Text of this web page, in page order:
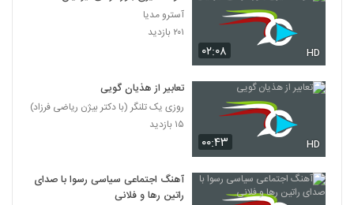
۰۲:۰۸ HD
آسترو مدیا
۲۰۱ بازدید
۰۰:۴۳ HD
تعابیر از هذیان گویی
روزی یک تلنگر (با دکتر بیژن ریاضی فرزاد)
۱۵ بازدید
آهنگ اجتماعی سیاسی رسوا با صدای
راتین رها و فلانی